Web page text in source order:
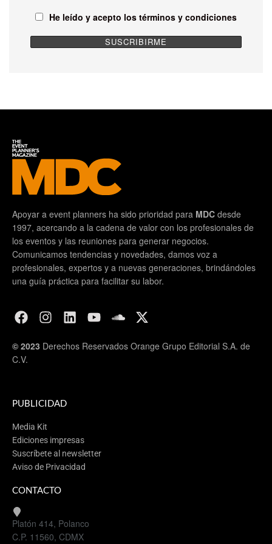
He leído y acepto los términos y condiciones
Apoyar a event planners ha sido prioridad para MDC desde
1997, acercando a la cadena de valor con los profesionales de
los eventos y las reuniones para generar negocios.
Comunicamos tendencias y novedades, damos voz a
profesionales, expertos y a nuevas generaciones, brindándoles
una guía práctica para facilitar su labor.
© 2023 Derechos Reservados Orange Grupo Editorial S.A. de
C.V.
PUBLICIDAD
Media Kit
Ediciones impresas
Suscríbete al newsletter
Aviso de Privacidad
CONTACTO
Platón 414, Polanco
C.P. 11560, CDMX